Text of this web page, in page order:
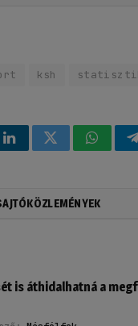
ksh
LinkedInTwitter
is áthidalhatná a